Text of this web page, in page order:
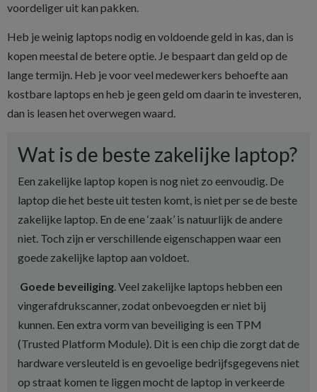
voordeliger uit kan pakken.
Heb je weinig laptops nodig en voldoende geld in kas, dan is
kopen meestal de betere optie. Je bespaart dan geld op de
lange termijn. Heb je voor veel medewerkers behoefte aan
kostbare laptops en heb je geen geld om daarin te investeren,
dan is leasen het overwegen waard.
Wat is de beste zakelijke laptop?
Een zakelijke laptop kopen is nog niet zo eenvoudig. De
laptop die het beste uit testen komt, is niet per se de beste
zakelijke laptop. En de ene ‘zaak’ is natuurlijk de andere
niet. Toch zijn er verschillende eigenschappen waar een
goede zakelijke laptop aan voldoet.
Goede beveiliging. Veel zakelijke laptops hebben een
vingerafdrukscanner, zodat onbevoegden er niet bij
kunnen. Een extra vorm van beveiliging is een TPM
(Trusted Platform Module). Dit is een chip die zorgt dat de
hardware versleuteld is en gevoelige bedrijfsgegevens niet
op straat komen te liggen mocht de laptop in verkeerde